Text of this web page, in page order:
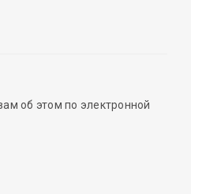
об этом по электронной